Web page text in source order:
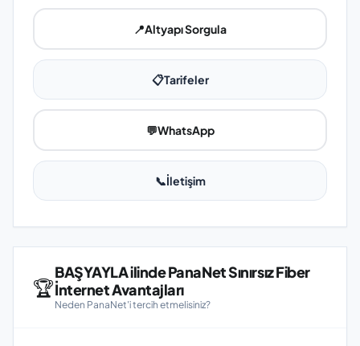
📍Altyapı Sorgula
📋Tarifeler
💬WhatsApp
📞İletişim
🏆
BAŞYAYLA ilinde PanaNet Sınırsız Fiber
İnternet Avantajları
Neden PanaNet'i tercih etmelisiniz?